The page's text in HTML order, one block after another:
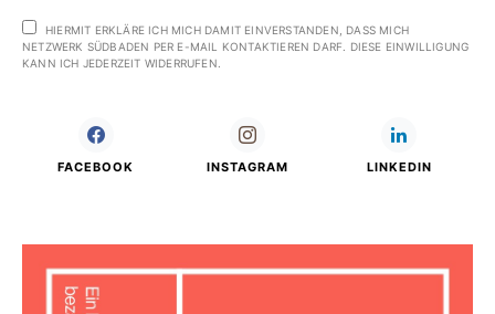
HIERMIT ERKLÄRE ICH MICH DAMIT EINVERSTANDEN, DASS MICH
NETZWERK SÜDBADEN PER E-MAIL KONTAKTIEREN DARF. DIESE EINWILLIGUNG
KANN ICH JEDERZEIT WIDERRUFEN.
FACEBOOK INSTAGRAM LINKEDIN